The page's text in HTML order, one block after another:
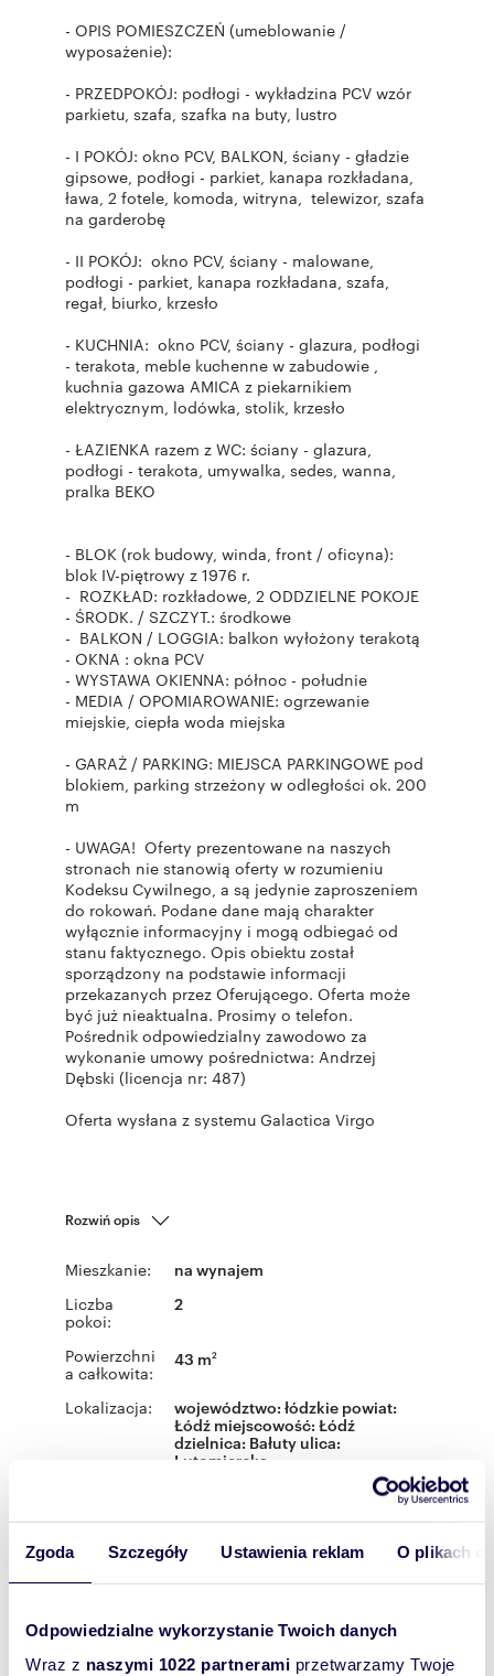
Zgoda Szczegóły Ustawienia reklam O plikach
Odpowiedzialne wykorzystanie Twoich danych
Wraz z naszymi 1022 partnerami przetwarzamy Twoje
- OPIS POMIESZCZEŃ (umeblowanie /
wyposażenie):
- PRZEDPOKÓJ: podłogi - wykładzina PCV wzór
parkietu, szafa, szafka na buty, lustro
- I POKÓJ: okno PCV, BALKON, ściany - gładzie
gipsowe, podłogi - parkiet, kanapa rozkładana,
ława, 2 fotele, komoda, witryna, telewizor, szafa
na garderobę
- II POKÓJ: okno PCV, ściany - malowane,
podłogi - parkiet, kanapa rozkładana, szafa,
regał, biurko, krzesło
- KUCHNIA: okno PCV, ściany - glazura, podłogi
- terakota, meble kuchenne w zabudowie ,
kuchnia gazowa AMICA z piekarnikiem
elektrycznym, lodówka, stolik, krzesło
- ŁAZIENKA razem z WC: ściany - glazura,
podłogi - terakota, umywalka, sedes, wanna,
pralka BEKO
- BLOK (rok budowy, winda, front / oficyna):
blok IV-piętrowy z 1976 r.
- ROZKŁAD: rozkładowe, 2 ODDZIELNE POKOJE
- ŚRODK. / SZCZYT.: środkowe
- BALKON / LOGGIA: balkon wyłożony terakotą
- OKNA : okna PCV
- WYSTAWA OKIENNA: północ - południe
- MEDIA / OPOMIAROWANIE: ogrzewanie
miejskie, ciepła woda miejska
- GARAŻ / PARKING: MIEJSCA PARKINGOWE pod
blokiem, parking strzeżony w odległości ok. 200
m
- UWAGA! Oferty prezentowane na naszych
stronach nie stanowią oferty w rozumieniu
Kodeksu Cywilnego, a są jedynie zaproszeniem
do rokowań. Podane dane mają charakter
wyłącznie informacyjny i mogą odbiegać od
stanu faktycznego. Opis obiektu został
sporządzony na podstawie informacji
przekazanych przez Oferującego. Oferta może
być już nieaktualna. Prosimy o telefon.
Pośrednik odpowiedzialny zawodowo za
wykonanie umowy pośrednictwa: Andrzej
Dębski (licencja nr: 487)
Oferta wysłana z systemu Galactica Virgo
Rozwiń opis
Mieszkanie: na wynajem
Liczba
pokoi:
2
Powierzchni
a całkowita:
43 m2
Lokalizacja: województwo: łódzkie powiat:
Łódź miejscowość: Łódź
dzielnica: Bałuty ulica:
Lutomierska